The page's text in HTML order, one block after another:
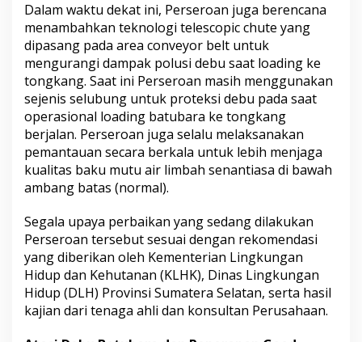
b
a
r
a
Dalam waktu dekat ini, Perseroan juga berencana
menambahkan teknologi telescopic chute yang
dipasang pada area conveyor belt untuk
mengurangi dampak polusi debu saat loading ke
tongkang. Saat ini Perseroan masih menggunakan
sejenis selubung untuk proteksi debu pada saat
operasional loading batubara ke tongkang
berjalan. Perseroan juga selalu melaksanakan
pemantauan secara berkala untuk lebih menjaga
kualitas baku mutu air limbah senantiasa di bawah
ambang batas (normal).
Segala upaya perbaikan yang sedang dilakukan
Perseroan tersebut sesuai dengan rekomendasi
yang diberikan oleh Kementerian Lingkungan
Hidup dan Kehutanan (KLHK), Dinas Lingkungan
Hidup (DLH) Provinsi Sumatera Selatan, serta hasil
kajian dari tenaga ahli dan konsultan Perusahaan.